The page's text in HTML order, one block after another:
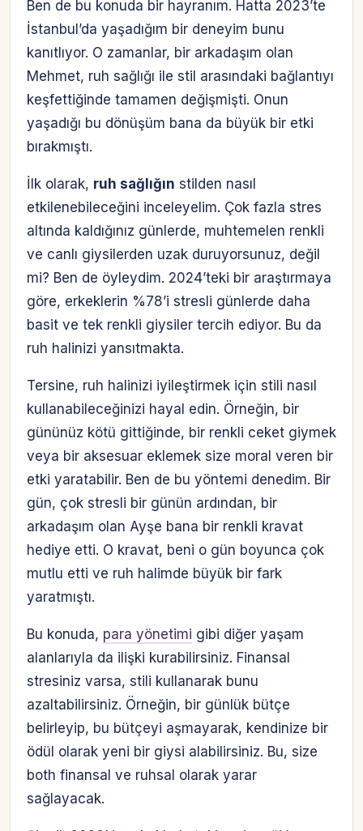
Ben de bu konuda bir hayranım. Hatta 2023’te
İstanbul’da yaşadığım bir deneyim bunu
kanıtlıyor. O zamanlar, bir arkadaşım olan
Mehmet, ruh sağlığı ile stil arasındaki bağlantıyı
keşfettiğinde tamamen değişmişti. Onun
yaşadığı bu dönüşüm bana da büyük bir etki
bırakmıştı.
İlk olarak, ruh sağlığın stilden nasıl
etkilenebileceğini inceleyelim. Çok fazla stres
altında kaldığınız günlerde, muhtemelen renkli
ve canlı giysilerden uzak duruyorsunuz, değil
mi? Ben de öyleydim. 2024’teki bir araştırmaya
göre, erkeklerin %78’i stresli günlerde daha
basit ve tek renkli giysiler tercih ediyor. Bu da
ruh halinizi yansıtmakta.
Tersine, ruh halinizi iyileştirmek için stili nasıl
kullanabileceğinizi hayal edin. Örneğin, bir
gününüz kötü gittiğinde, bir renkli ceket giymek
veya bir aksesuar eklemek size moral veren bir
etki yaratabilir. Ben de bu yöntemi denedim. Bir
gün, çok stresli bir günün ardından, bir
arkadaşım olan Ayşe bana bir renkli kravat
hediye etti. O kravat, beni o gün boyunca çok
mutlu etti ve ruh halimde büyük bir fark
yaratmıştı.
Bu konuda, para yönetimi gibi diğer yaşam
alanlarıyla da ilişki kurabilirsiniz. Finansal
stresiniz varsa, stili kullanarak bunu
azaltabilirsiniz. Örneğin, bir günlük bütçe
belirleyip, bu bütçeyi aşmayarak, kendinize bir
ödül olarak yeni bir giysi alabilirsiniz. Bu, size
both finansal ve ruhsal olarak yarar
sağlayacak.